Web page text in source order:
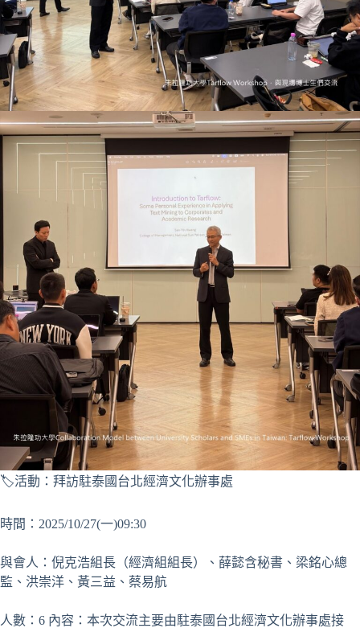
🏷️活動：拜訪駐泰國台北經濟文化辦事處
時間：2025/10/27(一)09:30
與會人：倪克浩組長（經濟組組長）、薛懿含秘書、梁銘心總
監、洪崇洋、黃三益、蔡易航
人數：6 內容：本次交流主要由駐泰國台北經濟文化辦事處接